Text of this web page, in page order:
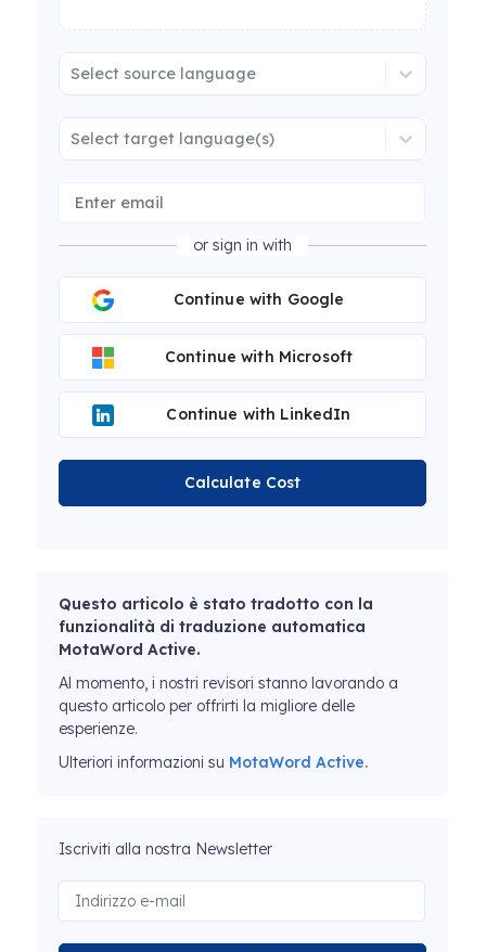
Select source language
Select target language(s)
or sign in with
Continue with Google
Continue with Microsoft
Continue with LinkedIn
Calculate Cost
Questo articolo è stato tradotto con la
funzionalità di traduzione automatica
MotaWord Active.
Al momento, i nostri revisori stanno lavorando a
questo articolo per offrirti la migliore delle
esperienze.
Ulteriori informazioni su MotaWord Active.
Iscriviti alla nostra Newsletter